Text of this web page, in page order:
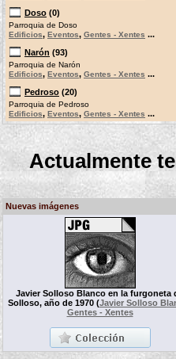
Doso (0)
Parroquia de Doso
Edificios, Eventos, Gentes - Xentes ...
Narón (93)
Parroquia de Narón
Edificios, Eventos, Gentes - Xentes ...
Pedroso (20)
Parroquia de Pedroso
Edificios, Eventos, Gentes - Xentes ...
Actualmente
Nuevas imágenes
Javier Solloso Blanco en la furgoneta
Solloso, año de 1970(Javier Solloso
Gentes - Xentes